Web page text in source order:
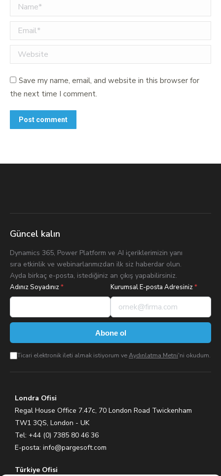
Name *
Email *
Website
Save my name, email, and website in this browser for
the next time I comment.
Post comment
Güncel kalın
Dynamics 365, Power Platform ve AI içeriklerimizin yanı
sıra etkinlik ve webinarlarımızdan ilk siz haberdar olun.
Ayda birkaç e-posta, istediğiniz an çıkış yapabilirsiniz.
Adınız Soyadınız* Kurumsal E-posta Adresiniz*
Abone ol
Ticari elektronik ileti almak istiyorum veAydınlatma Metni'ni okudum.
Londra Ofisi
Regal House Office 7.47c, 70 London Road Twickenham
TW1 3QS, London - UK
Tel: +44 (0) 7385 80 46 36
E-posta: info@pargesoft.com
Türkiye Ofisi